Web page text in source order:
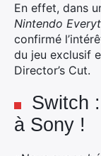
En effet, dans
Nintendo
confirmé
du jeu exclusif
Director’s Cut.
Switch
à Sony !